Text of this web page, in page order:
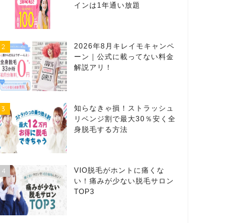
インは1年通い放題
2
2026年8月キレイモキャンペ
ーン｜公式に載ってない料金
解説アリ！
3
知らなきゃ損！ストラッシュ
リベンジ割で最大30％安く全
身脱毛する方法
4
VIO脱毛がホントに痛くな
い！痛みが少ない脱毛サロン
TOP3